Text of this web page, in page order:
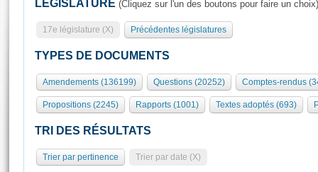
Présidence
577 députés
Groupes politiques
Séance publique
Commissions et autres organes
Europe et International
Pétitions
Rôle et pouvoirs de l'Assemblée
Organisation de l'Assemblée
Présidence Conférence des Présidents Bureau Collège des
Statistiques et chiffres clés
Visiter l'Assemblée
Visite virtuelle du palais Bourbon
Assister à une séance
LÉGISLATURE (Cliquez sur l'un des boutons pour faire un choix)
17e législature (X) Précédentes législatures
TYPES DE DOCUMENTS
Amendements (136199) Questions (20252) Comptes-rendus
Propositions (2245) Rapports (1001) Textes adoptés (693)
TRI DES RÉSULTATS
Trier par pertinence Trier par date (X)